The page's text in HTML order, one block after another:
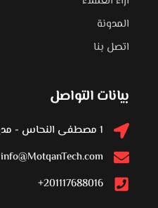
المدونة
اتصل بنا
بيانات التواصل
1 مصطفى النحاس - مدينة نصر - القاهرة
info@MotqanTech.com
201117688016+